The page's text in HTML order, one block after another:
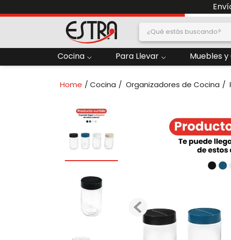
¿Qué estás buscando?
Cocina Para Llevar Muebles
Cocina Organizadores de Cocina
6. Termo
8. Contenedor